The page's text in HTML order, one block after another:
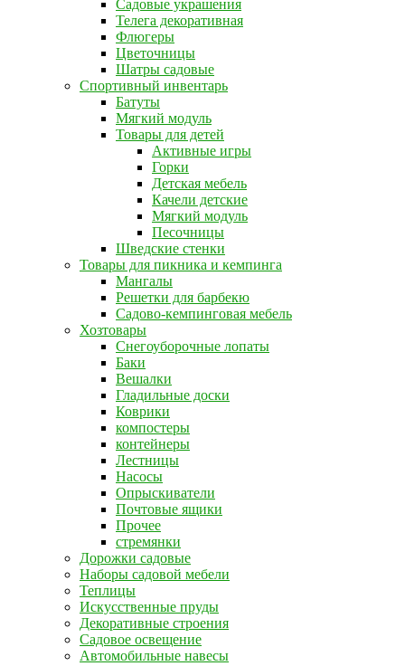
Садовые украшения
Телега декоративная
Флюгеры
Цветочницы
Шатры садовые
Спортивный инвентарь
Батуты
Мягкий модуль
Товары для детей
Активные игры
Горки
Детская мебель
Качели детские
Мягкий модуль
Песочницы
Шведские стенки
Товары для пикника и кемпинга
Мангалы
Решетки для барбекю
Садово-кемпинговая мебель
Хозтовары
Снегоуборочные лопаты
Баки
Вешалки
Гладильные доски
Коврики
компостеры
контейнеры
Лестницы
Насосы
Опрыскиватели
Почтовые ящики
Прочее
стремянки
Дорожки садовые
Наборы садовой мебели
Теплицы
Искусственные пруды
Декоративные строения
Садовое освещение
Автомобильные навесы